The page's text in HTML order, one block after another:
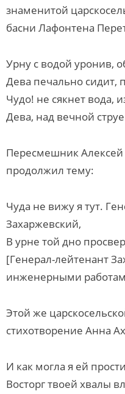
знаменитой
басни Лафонтена
Урну с водой уронив,
Дева печально сидит,
Чудо! не сякнет вода,
Дева, над вечной
Пересмешник Алексей
продолжил тему:
Чуда не вижу я тут.
Захаржевский,
В урне той дно
[Генерал-лейтенант
инженерными
Этой же
стихотворение Анна
И как могла я ей
Восторг твоей хвалы